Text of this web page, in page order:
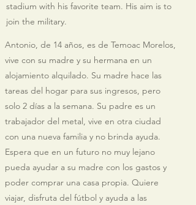
stadium with his favorite team. His aim is to
join the military.
Antonio, de 14 años, es de Temoac Morelos,
vive con su madre y su hermana en un
alojamiento alquilado. Su madre hace las
tareas del hogar para sus ingresos, pero
solo 2 días a la semana. Su padre es un
trabajador del metal, vive en otra ciudad
con una nueva familia y no brinda ayuda.
Espera que en un futuro no muy lejano
pueda ayudar a su madre con los gastos y
poder comprar una casa propia. Quiere
viajar, disfruta del fútbol y ayuda a las